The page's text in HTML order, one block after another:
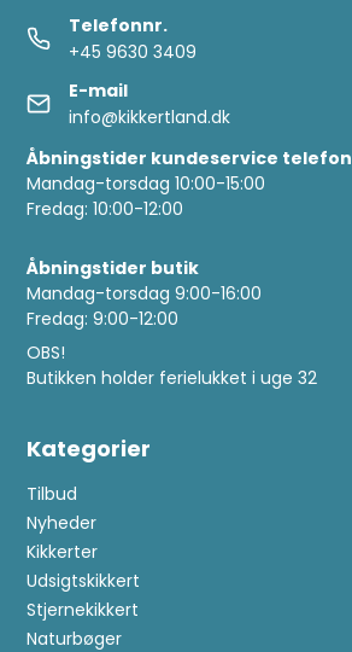
Telefonnr.
+45 9630 3409
E-mail
info@kikkertland.dk
Åbningstider kundeservice telefon
Mandag-torsdag 10:00-15:00
Fredag: 10:00-12:00
Åbningstider butik
Mandag-torsdag 9:00-16:00
Fredag: 9:00-12:00
OBS!
Butikken holder ferielukket i uge 32
Kategorier
Tilbud
Nyheder
Kikkerter
Udsigtskikkert
Stjernekikkert
Naturbøger